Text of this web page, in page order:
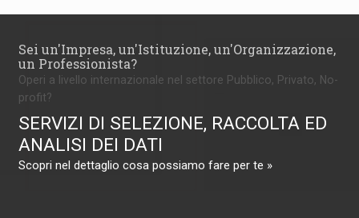
Sei un'Impresa, un'Istituzione, un'Organizzazione,
un Professionista?
Operi a livello internazionale nel settore Pubblico, Privato, No-
profit?
SERVIZI DI SELEZIONE, RACCOLTA ED
ANALISI DEI DATI
Scopri nel dettaglio cosa possiamo fare per te »